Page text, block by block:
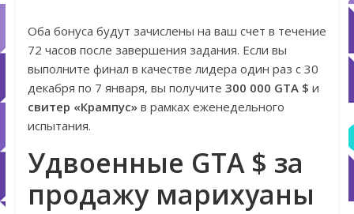
Оба бонуса будут зачислены на ваш счет в течение
72 часов после завершения задания. Если вы
выполните финал в качестве лидера один раз с 30
декабря по 7 января, вы получите 300 000 GTA $ и
свитер «Крампус»в рамках еженедельного
испытания.
Удвоенные GTA $ за
продажу марихуаны